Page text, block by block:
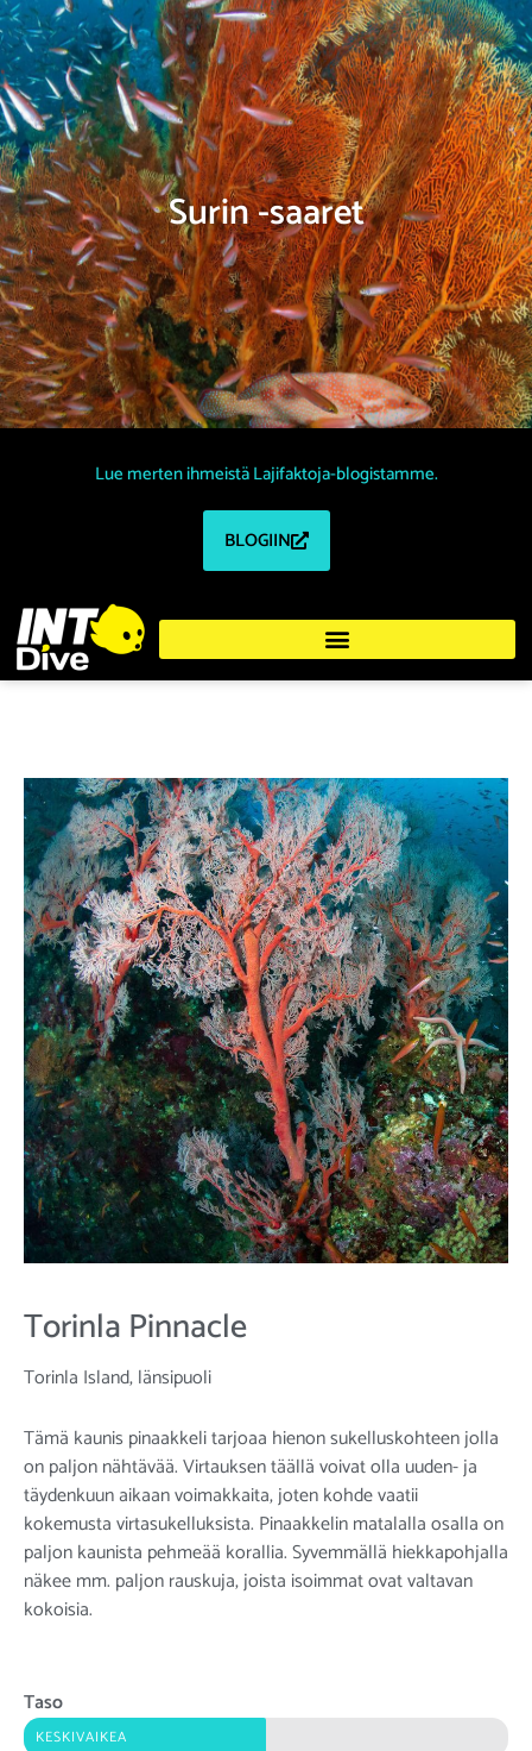
Surin -saaret
Lue merten ihmeistä Lajifaktoja-blogistamme.
BLOGIIN
Torinla Pinnacle
Torinla Island, länsipuoli
Tämä kaunis pinaakkeli tarjoaa hienon sukelluskohteen jolla
on paljon nähtävää. Virtauksen täällä voivat olla uuden- ja
täydenkuun aikaan voimakkaita, joten kohde vaatii
kokemusta virtasukelluksista. Pinaakkelin matalalla osalla on
paljon kaunista pehmeää korallia. Syvemmällä hiekkapohjalla
näkee mm. paljon rauskuja, joista isoimmat ovat valtavan
kokoisia.
Taso
KESKIVAIKEA